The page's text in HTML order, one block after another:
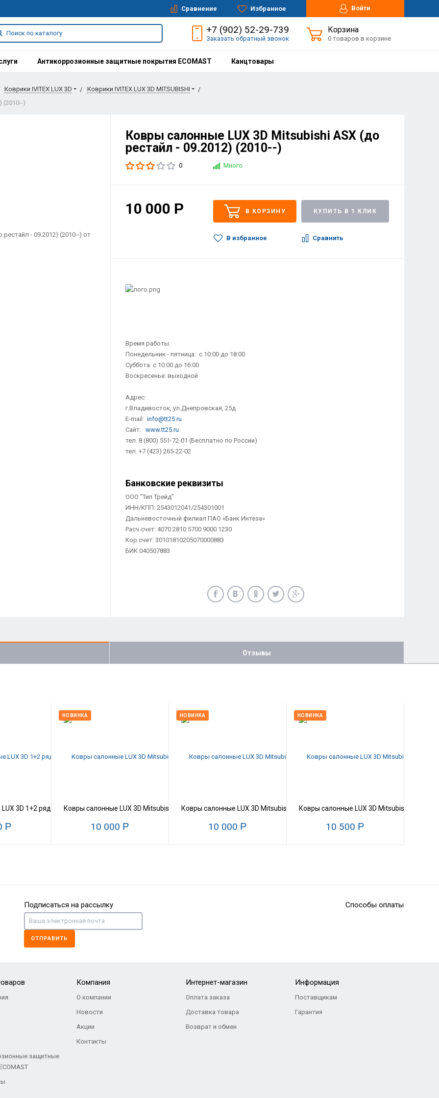
Сравнение Избранное Войти
+7 (902) 52-29-739
Заказать обратный звонок
Корзина
0 товаров в корзине
Антикоррозионные защитные покрытия ECOMAST Канцтовары
Коврики IVITEX LUX 3D
Коврики IVITEX LUX 3D MITSUBISHI
(2010--)
Ковры салонные LUX 3D Mitsubishi ASX (до
рестайл - 09.2012) (2010--)
0 Много
10 000 Р В КОРЗИНУ КУПИТЬ В 1 КЛИК
В избранное Сравнить
Время работы:
Понедельник - пятница: с 10:00 до 18:00
Суббота: с 10:00 до 16:00
Воскресенье: выходной
Адрес:
г.Владивосток, ул.Днепровская, 25д
E-mail: info@tt25.ru
Сайт: www.tt25.ru
тел. 8 (800) 551-72-01 (Бесплатно по России)
тел. +7 (423) 265-22-02
Банковские реквизиты
ООО "Тип Трейд"
ИНН/КПП: 2543012041/254301001
Дальневосточный филиал ПАО «Банк Интеза»
Расч счет: 4070 2810 5700 9000 1230
Кор счет: 30101810205070000883
БИК 040507883
Отзывы
)
3D 1+2 ряд Mitsubishi Outlander (гибрид) GG2W (07.2012--)
Р
НОВИНКА
Ковры салонные LUX 3D Mitsubishi Outlander (01.2007 - 06.2012)
10 000 Р
НОВИНКА
Ковры салонные LUX 3D Mitsubishi Outlander (10.2005 - 09.2012)
10 000 Р
НОВИНКА
Ковры салонные LUX 3D Mitsubishi Pajero
10 500 Р
Подписаться на рассылку
ОТПРАВИТЬ
Способы оплаты
защитные
Компания
О компании
Новости
Акции
Контакты
Интернет-магазин
Оплата заказа
Доставка товара
Возврат и обмен
Информация
Поставщикам
Гарантия